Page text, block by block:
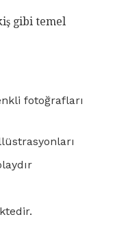
gibi temel
fotoğrafları